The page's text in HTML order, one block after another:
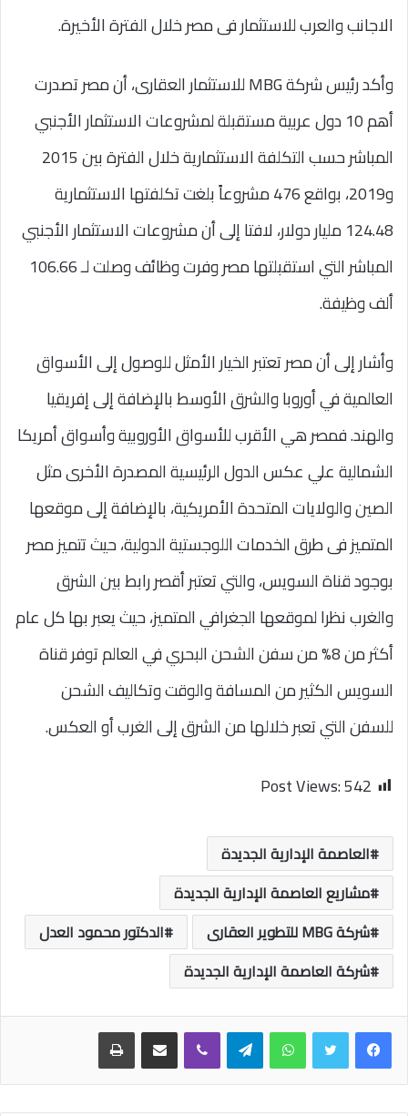
الاجانب والعرب للاستثمار فى مصر خلال الفترة الأخيرة.
وأكد رئيس شركة MBG للاستثمار العقارى، أن مصر تصدرت
أهم 10 دول عربية مستقبلة لمشروعات الاستثمار الأجنبي
المباشر حسب التكلفة الاستثمارية خلال الفترة بين 2015
و2019، بواقع 476 مشروعاً بلغت تكلفتها الاستثمارية
124.48 مليار دولار، لافتا إلى أن مشروعات الاستثمار الأجنبي
المباشر التي استقبلتها مصر وفرت وظائف وصلت لـ 106.66
ألف وظيفة.
وأشار إلى أن مصر تعتبر الخيار الأمثل للوصول إلى الأسواق
العالمية في أوروبا والشرق الأوسط بالإضافة إلى إفريقيا
والهند. فمصر هي الأقرب للأسواق الأوروبية وأسواق أمريكا
الشمالية علي عكس الدول الرئيسية المصدرة الأخرى مثل
الصين والولايات المتحدة الأمريكية، بالإضافة إلى موقعها
المتميز فى طرق الخدمات اللوجستية الدولية، حيث تتميز مصر
بوجود قناة السويس، والتي تعتبر أقصر رابط بين الشرق
والغرب نظرا لموقعها الجغرافي المتميز، حيث يعبر بها كل عام
أكثر من 8% من سفن الشحن البحري في العالم توفر قناة
السويس الكثير من المسافة والوقت وتكاليف الشحن
للسفن التي تعبر خلالها من الشرق إلى الغرب أو العكس.
Post Views:542
العاصمة الإدارية الجديدة
مشاريع العاصمة الإدارية الجديدة
شركة MBG للتطوير العقارى
الدكتور محمود العدل
شركة العاصمة الإدارية الجديدة
واتساب تيلقرام